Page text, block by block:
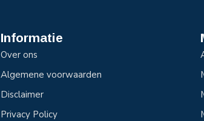
Informatie
Over ons
Algemene voorwaarden
Disclaimer
Privacy Policy